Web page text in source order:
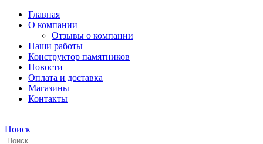
Главная
О компании
Отзывы о компании
Наши работы
Конструктор памятников
Новости
Оплата и доставка
Магазины
Контакты
Поиск